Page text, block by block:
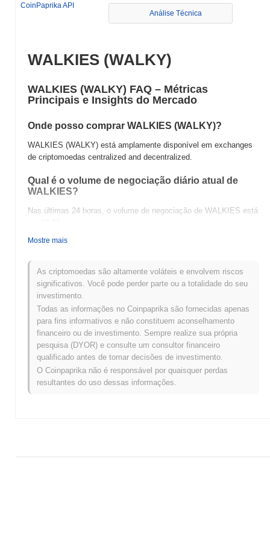
CoinPaprika API
Análise Técnica
WALKIES (WALKY)
WALKIES (WALKY) FAQ – Métricas
Principais e Insights do Mercado
Onde posso comprar WALKIES (WALKY)?
WALKIES (WALKY) está amplamente disponível em exchanges
de criptomoedas centralized and decentralized.
Qual é o volume de negociação diário atual de
WALKIES?
Nas últimas 24 horas, o volume de negociação de WALKIES está
Qual é o histórico da faixa de preço de WALKIES?
Máxima Histórica (ATH):
Mínima Histórica (ATL):
sua ATH .
Como WALKIES está se desempenhando em
comparação com o mercado cripto mais amplo?
Nos últimos 7 dias, WALKIES ganhou0.00%, ficando abaixo do
mercado cripto geral que registrou um ganho de
indica um atraso temporário na ação de preço de WALKY em
Mostre mais
As criptomoedas são altamente voláteis e envolvem riscos
significativos. Você pode perder parte ou a totalidade do seu
investimento.
Todas as informações no Coinpaprika são fornecidas apenas
para fins informativos e não constituem aconselhamento
financeiro ou de investimento. Sempre realize sua própria
pesquisa (DYOR) e consulte um consultor financeiro
qualificado antes de tomar decisões de investimento.
O Coinpaprika não é responsável por quaisquer perdas
resultantes do uso dessas informações.